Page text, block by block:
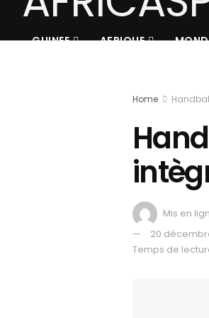
GUINEE AFRIQUE
Home
Mis en
20
Temps de